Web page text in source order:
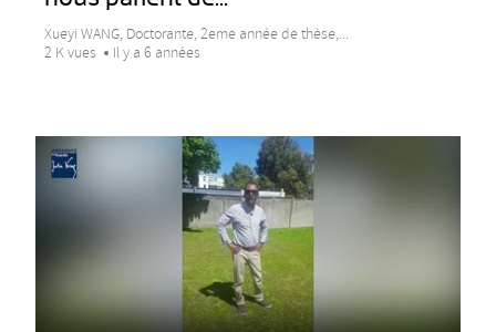
Xueyi WANG, Doctorante, 2eme année de thèse,...
2 K vues
Il y a 6 années